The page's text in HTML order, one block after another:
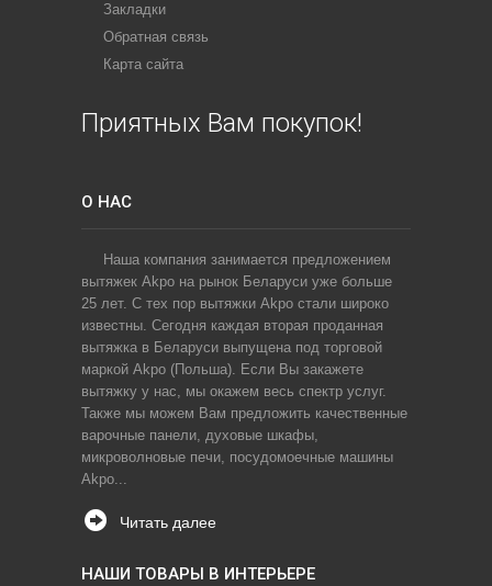
Закладки
Обратная связь
Карта сайта
Приятных Вам покупок!
О НАС
Наша компания занимается предложением
вытяжек Akpo на рынок Беларуси уже больше
25 лет. С тех пор вытяжки Akpo стали широко
известны. Сегодня каждая вторая проданная
вытяжка в Беларуси выпущена под торговой
маркой Akpo (Польша). Если Вы закажете
вытяжку у нас, мы окажем весь спектр услуг.
Также мы можем Вам предложить качественные
варочные панели, духовые шкафы,
микроволновые печи, посудомоечные машины
Akpo...
Читать далее
НАШИ ТОВАРЫ В ИНТЕРЬЕРЕ